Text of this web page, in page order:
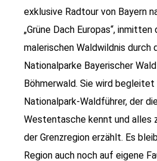
exklusive Radtour von Bayern
„Grüne Dach Europas“,
malerischen Waldwildnis durch
Nationalparke Bayerischer
Böhmerwald. Sie wird begleitet
Nationalpark-Waldführer, der
Westentasche kennt und alles
der Grenzregion erzählt. Es
Region auch noch auf eigene